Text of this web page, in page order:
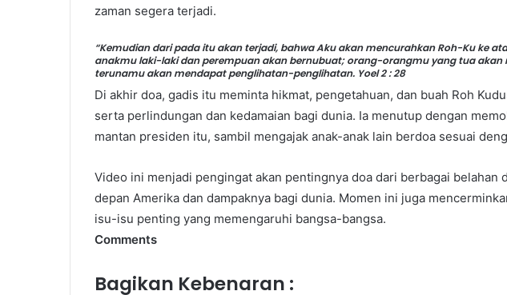
zaman segera terjadi.
“Kemudian dari pada itu akan terjadi, bahwa Aku akan mencurahkan Roh-Ku ke
anakmu laki-laki dan perempuan akan bernubuat; orang-orangmu yang tua
terunamu akan mendapat penglihatan-penglihatan. Yoel 2 : 28
Di akhir doa, gadis itu meminta hikmat, pengetahuan, dan buah Roh
serta perlindungan dan kedamaian bagi dunia. Ia menutup dengan
mantan presiden itu, sambil mengajak anak-anak lain berdoa sesuai
Video ini menjadi pengingat akan pentingnya doa dari berbagai belahan
depan Amerika dan dampaknya bagi dunia. Momen ini juga
isu-isu penting yang memengaruhi bangsa-bangsa.
Comments
Bagikan Kebenaran :